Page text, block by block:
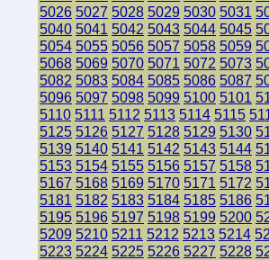
5026 5027 5028 5029 5030 5031
5040 5041 5042 5043 5044 5045
5054 5055 5056 5057 5058 5059
5068 5069 5070 5071 5072 5073
5082 5083 5084 5085 5086 5087
5096 5097 5098 5099 5100 5101
5110 5111 5112 5113 5114 5115
5125 5126 5127 5128 5129 5130
5139 5140 5141 5142 5143 5144
5153 5154 5155 5156 5157 5158
5167 5168 5169 5170 5171 5172
5181 5182 5183 5184 5185 5186
5195 5196 5197 5198 5199 5200
5209 5210 5211 5212 5213 5214
5223 5224 5225 5226 5227 5228